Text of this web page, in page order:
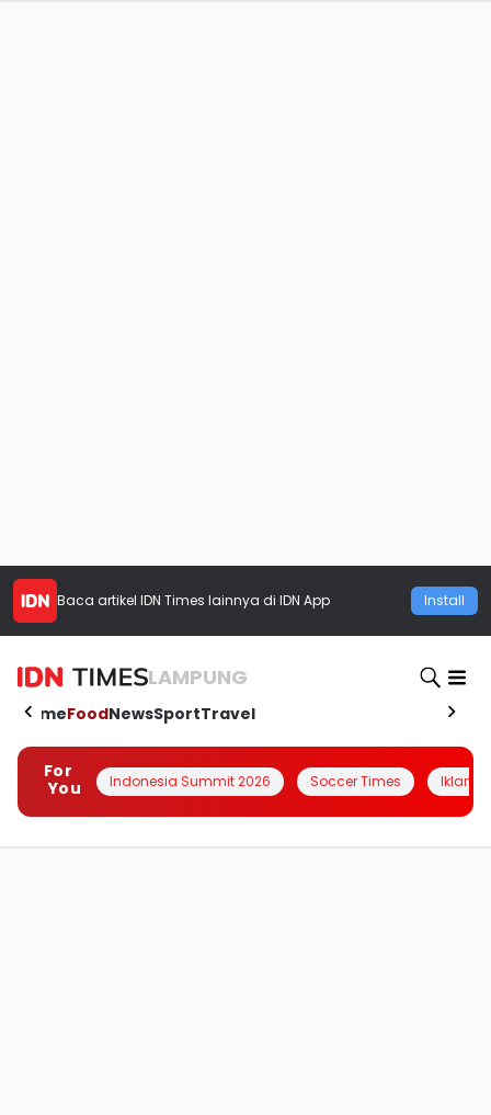
Baca artikel IDN Times lainnya di IDN App Install
LAMPUNG
HomeFoodNewsSportTravel
For
You
Indonesia Summit 2026 Soccer Times Iklanin